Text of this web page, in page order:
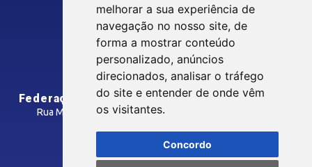
melhorar a sua experiência de
navegação no nosso site, de
forma a mostrar conteúdo
personalizado, anúncios
direcionados, analisar o tráfego
do site e entender de onde vêm
os visitantes.
Concordo
CONTRIBUIÇÃO SINDICAL
SINDICATOS FILIADOS
Siga nossas Redes Sociais
INTRANET
Federação das Indústrias do Estado da Paraíba
Rua Manoel Gonçalves Guimarães, 195 - José Pinheiro
Como Chegar